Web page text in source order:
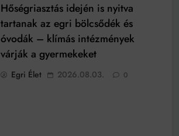
Hőségriasztás idején is nyitva
tartanak az egri bölcsődék és
óvodák – klímás intézmények
várják a gyermekeket
Egri Élet 2026.08.03. 0